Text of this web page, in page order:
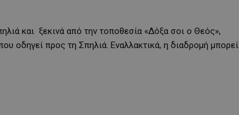
και ξεκινά από την τοποθεσία «Δόξα σοι ο Θεός»,
οδηγεί προς τη Σπηλιά. Εναλλακτικά, η διαδρομή μπορεί